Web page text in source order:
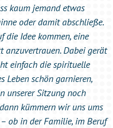
kaum jemand etwas
oder damit abschließe.
die Idee kommen, eine
anzuvertrauen. Dabei gerät
einfach die spirituelle
Leben schön garnieren,
unserer Sitzung noch
kümmern wir uns ums
ob in der Familie, im Beruf